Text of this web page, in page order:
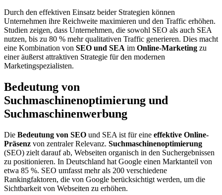
Durch den effektiven Einsatz beider Strategien können
Unternehmen ihre Reichweite maximieren und den Traffic erhöhen.
Studien zeigen, dass Unternehmen, die sowohl SEO als auch SEA
nutzen, bis zu 80 % mehr qualitativen Traffic generieren. Dies macht
eine Kombination von SEO und SEA im Online-Marketing zu
einer äußerst attraktiven Strategie für den modernen
Marketingspezialisten.
Bedeutung von
Suchmaschinenoptimierung und
Suchmaschinenwerbung
Die Bedeutung von SEO und SEA ist für eine effektive Online-
Präsenz von zentraler Relevanz. Suchmaschinenoptimierung
(SEO) zielt darauf ab, Webseiten organisch in den Suchergebnissen
zu positionieren. In Deutschland hat Google einen Marktanteil von
etwa 85 %. SEO umfasst mehr als 200 verschiedene
Rankingfaktoren, die von Google berücksichtigt werden, um die
Sichtbarkeit von Webseiten zu erhöhen.